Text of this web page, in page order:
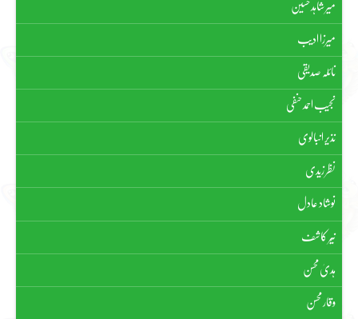
میر شاہد حسین
میرزا ادیب
نائلہ صدیقی
نجیب احمد حنفی
نذیر انبالوی
نظر زیدی
نوشاد عادل
نیّر کاشف
ہدیٰ محسن
وقار محسن